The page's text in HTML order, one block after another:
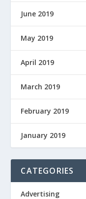
June 2019
May 2019
April 2019
March 2019
February 2019
January 2019
CATEGORIES
Advertising